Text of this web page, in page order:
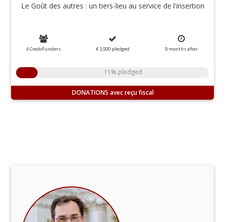
Le Goût des autres : un tiers-lieu au service de l'insertion
4 CredoFunders € 3,500 pledged 8monthsafter
11% pledged
DONATIONS